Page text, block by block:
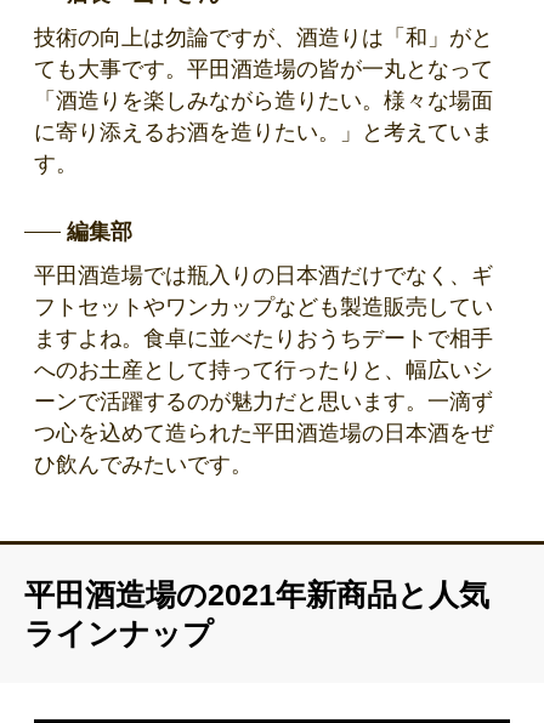
技術の向上は勿論ですが、酒造りは「和」がと
ても大事です。平田酒造場の皆が一丸となって
「酒造りを楽しみながら造りたい。様々な場面
に寄り添えるお酒を造りたい。」と考えていま
す。
編集部
平田酒造場では瓶入りの日本酒だけでなく、ギ
フトセットやワンカップなども製造販売してい
ますよね。食卓に並べたりおうちデートで相手
へのお土産として持って行ったりと、幅広いシ
ーンで活躍するのが魅力だと思います。一滴ず
つ心を込めて造られた平田酒造場の日本酒をぜ
ひ飲んでみたいです。
平田酒造場の2021年新商品と人気
ラインナップ